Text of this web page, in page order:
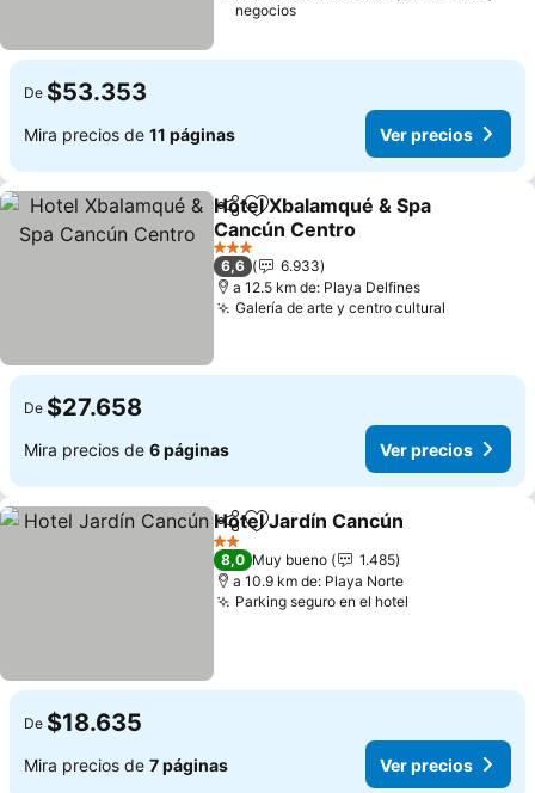
negocios
De $53.353
Mira precios de 11 páginas Ver precios
CompartirAgregar a favoritos
Hotel Xbalamqué & Spa
Cancún Centro
Ver precios
3 Estrellas
6,6
6.933
a 12.5 km de: Playa Delfines
Galería de arte y centro cultural
De $27.658
Mira precios de 6 páginas Ver precios
CompartirAgregar a favoritos
Hotel Jardín Cancún
2 Estrellas
8,0 Muy bueno
1.485
a 10.9 km de: Playa Norte
Parking seguro en el hotel
De $18.635
Mira precios de 7 páginas Ver precios